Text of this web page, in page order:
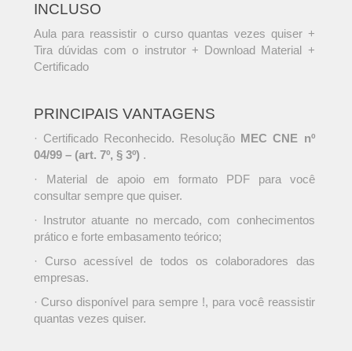
INCLUSO
Aula para reassistir o curso quantas vezes quiser +
Tira dúvidas com o instrutor + Download Material +
Certificado
PRINCIPAIS VANTAGENS
· Certificado Reconhecido. Resolução MEC CNE nº
04/99 – (art. 7º, § 3º) .
· Material de apoio em formato PDF para você
consultar sempre que quiser.
· Instrutor atuante no mercado, com conhecimentos
prático e forte embasamento teórico;
· Curso acessível de todos os colaboradores das
empresas.
· Curso disponível para sempre !, para você reassistir
quantas vezes quiser.